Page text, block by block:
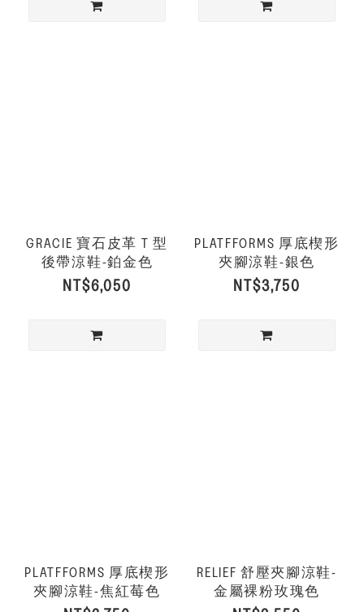
GRACIE 寶石皮革 T 型
後帶涼鞋-鉑金色
NT$6,050
PLATFFORMS 厚底楔形
夾腳涼鞋-銀色
NT$3,750
PLATFFORMS 厚底楔形
夾腳涼鞋-焦紅莓色
RELIEF 舒壓夾腳涼鞋-
金屬裸粉玫瑰色